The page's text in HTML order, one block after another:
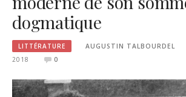
dogmatique
LITTÉRATURE AUGUSTIN TALBOURDEL
2018
0